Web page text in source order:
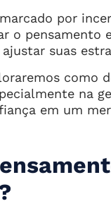
por
o pensamento
suas
como
na
em um